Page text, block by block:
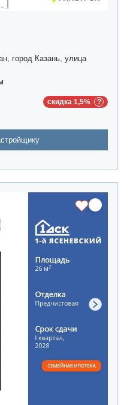
город Казань, улица
скидка 1,5%